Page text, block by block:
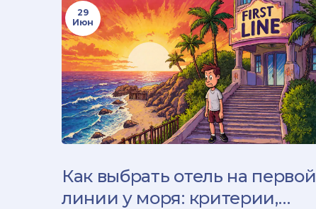
29
Июн
Как выбрать отель на первой
линии у моря: критерии,